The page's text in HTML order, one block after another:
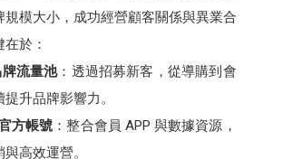
規模大小，成功經營顧客關係與異業合
於：
流量池：透過招募新客，從導購到會
升品牌影響力。
方帳號 ：整合會員 APP 與數據資源，
高效運營。